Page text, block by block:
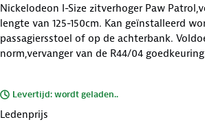
Nickelodeon I-Size zitverhoger Paw
lengte van 125-150cm. Kan geïnstalleerd
passagiersstoel of op de achterbank.
norm,vervanger van de R44/04
Levertijd: wordt geladen..
Ledenprijs